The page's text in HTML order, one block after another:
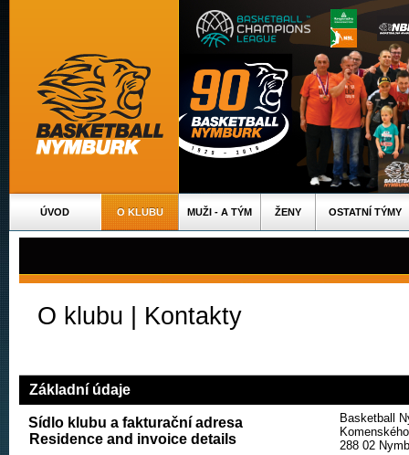
ÚVOD O KLUBU MUŽI - A TÝM ŽENY OSTATNÍ TÝMY
O klubu | Kontakty
Základní údaje
Sídlo klubu a fakturační adresa
Residence and invoice details
Basketball
288 02